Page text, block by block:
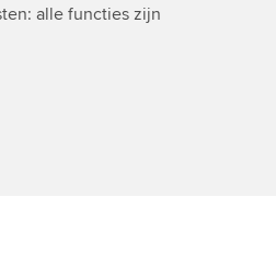
alle functies zijn